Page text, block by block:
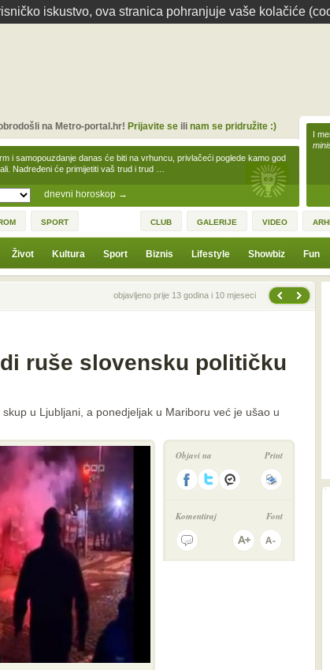
iskustvo, ova stranica pohranjuje vaše kolačiće
dnevni horoskop →
i samopouzdanje danas će biti na vrhuncu, privlačeći poglede kamo god
Nadređeni će primijetiti vaš trud i trud …
na Metro-portal.hr! Prijavite seili nam se pridružite :)
I
SPORT CLUB GALERIJE VIDEO
Život Kultura Sport Biznis Lifestyle Showbiz Fun
Prethodna vijestobjavljeno prije 13 godina i 10 mjeseci
ruše slovensku političku
u Ljubljani, a ponedjeljak u Mariboru već je ušao u
Objavi na Print
Komentiraj Font